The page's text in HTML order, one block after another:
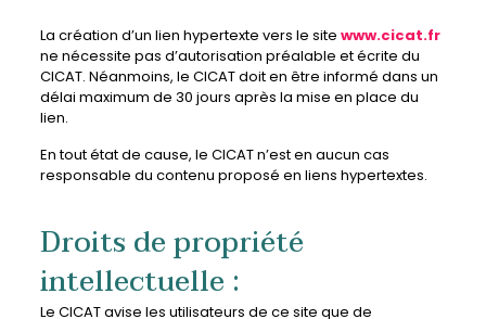
La création d’un lien hypertexte vers le site www.cicat.fr
ne nécessite pas d’autorisation préalable et écrite du
CICAT. Néanmoins, le CICAT doit en être informé dans un
délai maximum de 30 jours après la mise en place du
lien.
En tout état de cause, le CICAT n’est en aucun cas
responsable du contenu proposé en liens hypertextes.
Droits de propriété
intellectuelle :
Le CICAT avise les utilisateurs de ce site que de